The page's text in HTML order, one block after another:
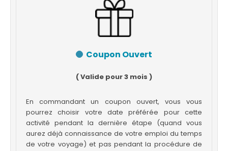
Coupon Ouvert
( Valide pour 3 mois )
En commandant un coupon ouvert, vous vous
pourrez choisir votre date préférée pour cette
activité pendant la dernière étape (quand vous
aurez déjà connaissance de votre emploi du temps
de votre voyage) et pas pendant la procédure de